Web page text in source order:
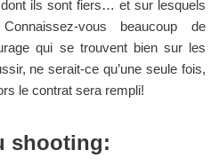
ils sont fiers… et sur lesquels
vous beaucoup de
qui se trouvent bien sur les
ne serait-ce qu’une seule fois,
le contrat sera rempli!
shooting: